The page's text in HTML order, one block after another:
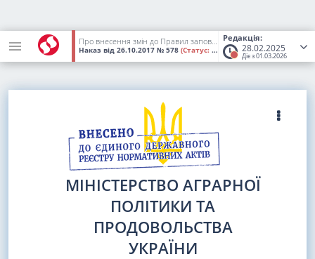
Редакція:
28.02.2025
Діє з 01.03.2026
Про внесення змін до Правил заповнення, зберігання, списання ветеринарних документів та вимог до їх обліку
Наказ від 26.10.2017 № 578 (Статус:
МІНІСТЕРСТВО АГРАРНОЇ
ПОЛІТИКИ ТА
ПРОДОВОЛЬСТВА
УКРАЇНИ